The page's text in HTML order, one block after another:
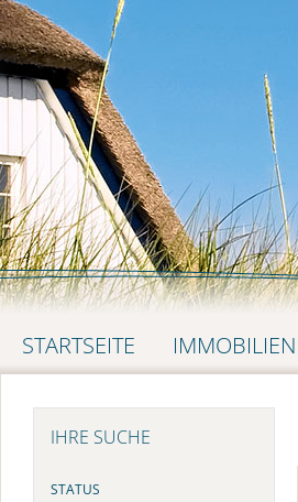
NAVIGATION
ÜBERSPRINGEN
STARTSEITE IMMOBILIEN
IHRE SUCHE
STATUS